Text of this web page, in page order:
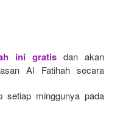
ini gratis dan akan
Al Fatihah secara
setiap minggunya pada